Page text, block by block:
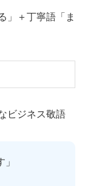
」＋丁寧語「ま
ビジネス敬語